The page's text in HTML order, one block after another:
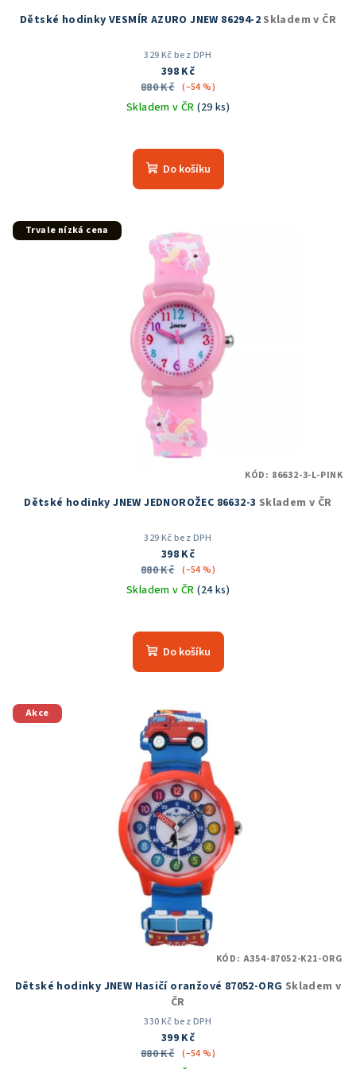
Dětské hodinky VESMÍR AZURO JNEW 86294-2 Skladem v ČR
329 Kč bez DPH
398 Kč
880 Kč (–54 %)
Skladem v ČR(29 ks)
hodnocení
produktu
hvězdiček.
Do košíku
Trvale nízká cena
Dětské hodinky JNEW JEDNOROŽEC 86632-3 Skladem v ČR
329 Kč bez DPH
398 Kč
880 Kč (–54 %)
Skladem v ČR(24 ks)
Do košíku
KÓD: 86632-3-L-PINK
Akce
Dětské hodinky JNEW Hasičí oranžové 87052-ORG Skladem v
ČR
330 Kč bez DPH
399 Kč
880 Kč (–54 %)
KÓD: A354-87052-K21-ORG